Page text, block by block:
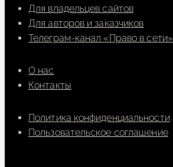
Для владельцев сайтов
Для авторов и заказчиков
Телеграм-канал «Право в сети»
О нас
Контакты
Политика конфиденциальности
Пользовательское соглашение